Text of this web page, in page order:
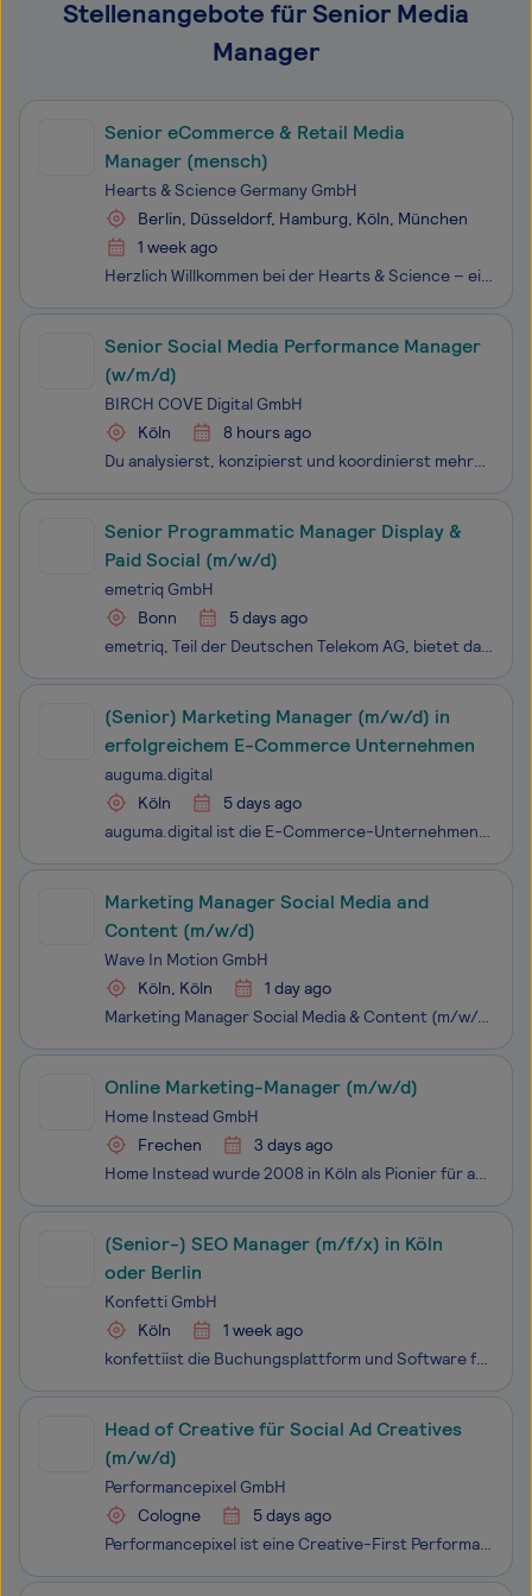
Stellenangebote für Senior Media
Manager
Senior eCommerce & Retail Media
Manager (mensch)
Hearts & Science Germany GmbH
Berlin, Düsseldorf, Hamburg, Köln, München
1 week ago
Herzlich Willkommen bei der Hearts & Science – eine der am schnellsten wachsenden Full-Funnel-Agenturen. An unseren Standorten in Düsseldorf, Hamburg, Berlin, Köln, München und Ludwigsburg lassen mehr als 200 Mitarbeitende Branding und Performance Marketing geschickt miteinander verschmelzen. Du
Senior Social Media Performance Manager
(w/m/d)
BIRCH COVE Digital GmbH
Köln
8 hours ago
Du analysierst, konzipierst und koordinierst mehrere Accounts, unterstützt dein Team bei der täglichen Kampagnenarbeit, vernetzt Paid, Owned und Earned Maßnahmen. Richtig gute Funnel-Konzepte sind genau dein Ding – konzeptionell als auch kreativ setzt du die Messlatte. An unserem Methodenset feilst
Senior Programmatic Manager Display &
Paid Social (m/w/d)
emetriq GmbH
Bonn
5 days ago
emetriq, Teil der Deutschen Telekom AG, bietet datengetriebene Online-Advertising-Lösungen und setzt sich für fairen Datenzugang als Treibstoff für Innovation und Vielfalt ein. Mit unserer Expertise und Technologiekompetenz steigern wir die Präzision und Relevanz von Online-Werbung. Als Initiatoren
(Senior) Marketing Manager (m/w/d) in
erfolgreichem E-Commerce Unternehmen
auguma.digital
Köln
5 days ago
auguma.digital ist die E-Commerce-Unternehmensgruppe hinter mehreren erfolgreichen digitalen Marken. Von Köln aus entwickeln wir Online-Shops, Produkte und Prozesse weiter — mit dem Ziel, spezialisierte Märkte digital besser zu erschließen und nachhaltiges Wachstum aufzubauen. Unsere Stärken liegen
Marketing Manager Social Media and
Content (m/w/d)
Wave In Motion GmbH
Köln, Köln
1 day ago
Marketing Manager Social Media & Content (m/w/d)Du liebst Social Media, denkst in Geschichten statt in Posts und möchtest Kunden nicht nur betreuen, sondern aktiv bei ihrer Markenentwicklung begleiten? Dann werde Teil der Wave In Motion GmbH.Wir sind der Medien- und Marketingpartner für das deutsche
Online Marketing-Manager (m/w/d)
Home Instead GmbH
Frechen
3 days ago
Home Instead wurde 2008 in Köln als Pionier für ambulante Betreuungs- und Pflegeleistungen gegründet. Heute sind wir in Deutschland mit über 180 Standorten in 15 Bundesländern der führende Betreuungs- und Pflegedienst in privater Trägerschaft. Als Vorreiter in der persönlichen Betreuung und Pfl
(Senior-) SEO Manager (m/f/x) in Köln
oder Berlin
Konfetti GmbH
Köln
1 week ago
konfettiist die Buchungsplattform und Software für lokale Workshops. Seit der Gründung im April 2021 haben wir unser Produkt stetig weiterentwickelt und arbeiten nun mit mehr als 2.000 Anbietern zusammen. Insgesamt können wir über 9.000 Kurse in Deutschland, Österreich und online anbieten. Dein next
Head of Creative für Social Ad Creatives
(m/w/d)
Performancepixel GmbH
Cologne
5 days ago
Performancepixel ist eine Creative-First Performance Marketing Agentur im DACH-Raum. Wir entwickeln datengetriebene Ad Creatives, Creative-Strategien und skalierbare Produktionsprozesse für Social Media Ads – vor allem auf Meta, TikTok und YouTube. Wir suchen eine erfahrene kreative Führungspersönli